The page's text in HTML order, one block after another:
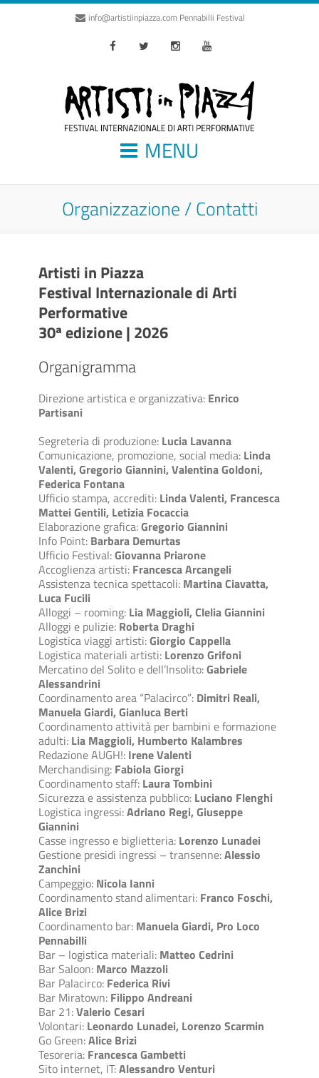
info@artistiinpiazza.com Pennabilli Festival
MENU
Organizzazione / Contatti
Artisti in Piazza
Festival Internazionale di Arti
Performative
30ª edizione | 2026
Organigramma
Direzione artistica e organizzativa: Enrico
Partisani
Segreteria di produzione: Lucia Lavanna
Comunicazione, promozione, social media: Linda
Valenti, Gregorio Giannini, Valentina Goldoni,
Federica Fontana
Ufficio stampa, accrediti: Linda Valenti, Francesca
Mattei Gentili, Letizia Focaccia
Elaborazione grafica:Gregorio Giannini
Info Point: Barbara Demurtas
Ufficio Festival:Giovanna Priarone
Accoglienza artisti: Francesca Arcangeli
Assistenza tecnica spettacoli: Martina Ciavatta,
Luca Fucili
Alloggi – rooming: Lia Maggioli, Clelia Giannini
Alloggi e pulizie: Roberta Draghi
Logistica viaggi artisti:Giorgio Cappella
Logistica materiali artisti: Lorenzo Grifoni
Mercatino del Solito e dell’Insolito:Gabriele
Alessandrini
Coordinamento area “Palacirco”: Dimitri Reali,
Manuela Giardi, Gianluca Berti
Coordinamento attività per bambini e formazione
adulti: Lia Maggioli, Humberto Kalambres
Redazione AUGH!: Irene Valenti
Merchandising: Fabiola Giorgi
Coordinamento staff: Laura Tombini
Sicurezza e assistenza pubblico: Luciano Flenghi
Logistica ingressi:Adriano Regi, Giuseppe
Giannini
Casse ingresso e biglietteria: Lorenzo Lunadei
Gestione presidi ingressi – transenne:Alessio
Zanchini
Campeggio: Nicola Ianni
Coordinamento stand alimentari: Franco Foschi,
Alice Brizi
Coordinamento bar: Manuela Giardi, Pro Loco
Pennabilli
Bar – logistica materiali: Matteo Cedrini
Bar Saloon: Marco Mazzoli
Bar Palacirco: Federica Rivi
Bar Miratown: Filippo Andreani
Bar 21:Valerio Cesari
Volontari: Leonardo Lunadei, Lorenzo Scarmin
Go Green:Alice Brizi
Tesoreria: Francesca Gambetti
Sito internet, IT:Alessandro Venturi